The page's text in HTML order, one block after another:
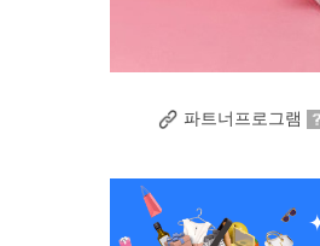
파트너프로그램